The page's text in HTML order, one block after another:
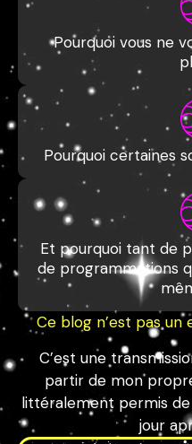
Pourquoi vous ne
Pourquoi certaines
Et pourquoi tant de
de programmations
Ce blog n’est pas un
C’est une
partir de mon
littéralement permis
jour